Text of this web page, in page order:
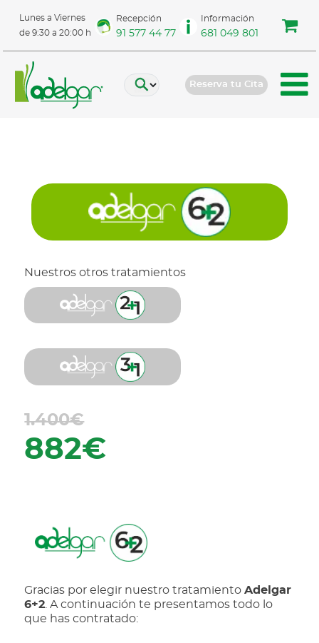
Lunes a Viernes
de 9:30 a 20:00 h
Recepción
91 577 44 77
Información
681 049 801
Reserva tu Cita
Nuestros otros tratamientos
1.400€
882€
Gracias por elegir nuestro tratamientoAdelgar
6+2 . A continuación te presentamos todo lo
que has contratado: